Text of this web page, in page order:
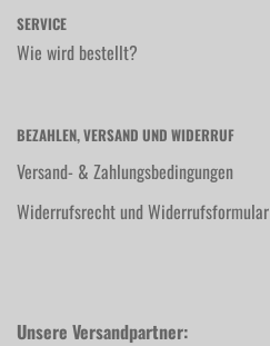
SERVICE
Wie wird bestellt?
BEZAHLEN, VERSAND UND WIDERRUF
Versand- & Zahlungsbedingungen
Widerrufsrecht und Widerrufsformular
Unsere Versandpartner: